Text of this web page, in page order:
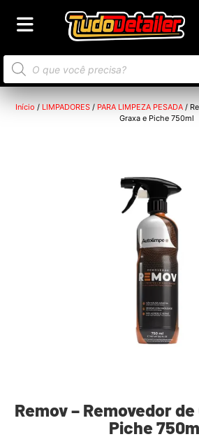
Início / LIMPADORES / PARA LIMPEZA PESADA /
Graxa e Piche 750ml
Remov – Removedor de
Piche